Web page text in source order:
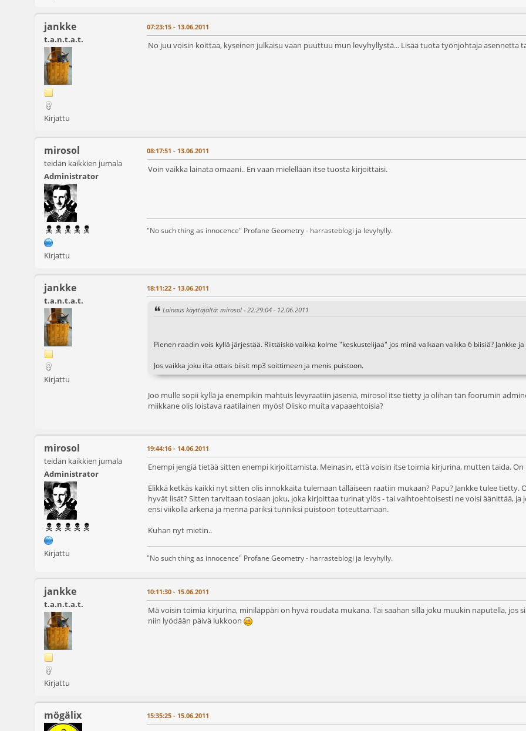
jankke
t.a.n.t.a.t.
Kirjattu
07:23:15 - 13.06.2011
No juu voisin koittaa, kyseinen julkaisu vaan puuttuu mun levyhyllystä... Lisää tuota työnjohtaja asennetta
mirosol
teidän kaikkien jumala
Administrator
Kirjattu
08:17:51 - 13.06.2011
Voin vaikka lainata omaani.. En vaan mielellään itse tuosta kirjoittaisi.
"No such thing as innocence" Profane Geometry - harrasteblogi ja levyhylly.
jankke
t.a.n.t.a.t.
Kirjattu
18:11:22 - 13.06.2011
Lainaus käyttäjältä: mirosol - 22:29:04 - 12.06.2011
Pienen raadin vois kyllä järjestää. Riittäiskö vaikka kolme "keskustelijaa" jos minä valkaan vaikka 6 biisiä? Jankke
Jos vaikka joku ilta ottais biisit mp3 soittimeen ja menis puistoon.
Joo mulle sopii kyllä ja enempikin mahtuis levyraatiin jäseniä, mirosol itse tietty ja olihan tän foorumin
miikkane olis loistava raatilainen myös! Olisko muita vapaaehtoisia?
mirosol
teidän kaikkien jumala
Administrator
Kirjattu
19:44:16 - 14.06.2011
Enempi jengiä tietää sitten enempi kirjoittamista. Meinasin, että voisin itse toimia kirjurina, mutten taida.
Elikkä ketkäs kaikki nyt sitten olis innokkaita tulemaan tälläiseen raatiin mukaan? Papu? Jankke tulee tietty.
hyvät lisät? Sitten tarvitaan tosiaan joku, joka kirjoittaa turinat ylös - tai vaihtoehtoisesti ne voisi äänittää,
ensi viikolla arkena ja mennä pariksi tunniksi puistoon toteuttamaan.
Kuhan nyt mietin..
"No such thing as innocence" Profane Geometry - harrasteblogi ja levyhylly.
jankke
t.a.n.t.a.t.
Kirjattu
10:11:30 - 15.06.2011
Mä voisin toimia kirjurina, miniläppäri on hyvä roudata mukana. Tai saahan sillä joku muukin naputella,
niin lyödään päivä lukkoon
mögälix 15:35:25 - 15.06.2011